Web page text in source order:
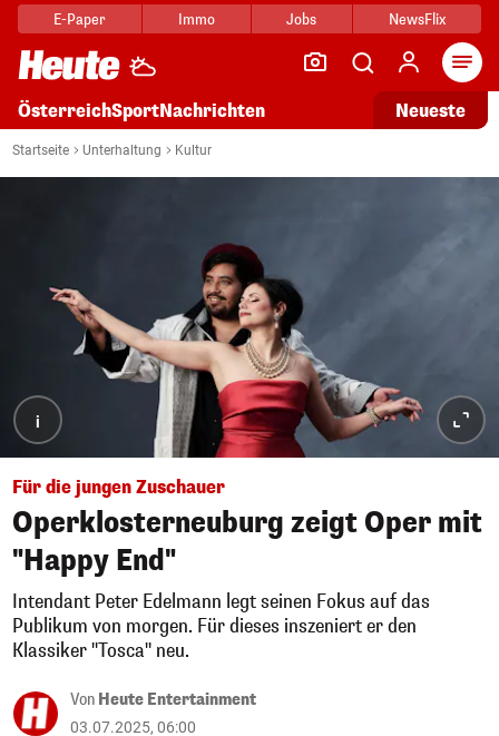
E-Paper Immo Jobs NewsFlix
ÖsterreichSportNachrichten Neueste
Startseite Unterhaltung Kultur
i
Für die jungen Zuschauer
Operklosterneuburg zeigt Oper mit
"Happy End"
Intendant Peter Edelmann legt seinen Fokus auf das
Publikum von morgen. Für dieses inszeniert er den
Klassiker "Tosca" neu.
Von Heute Entertainment
03.07.2025, 06:00